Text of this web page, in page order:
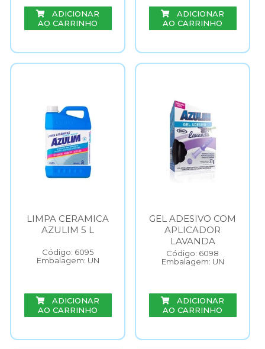
ADICIONAR
AO CARRINHO
ADICIONAR
AO CARRINHO
LIMPA CERAMICA
AZULIM 5 L
Código: 6095
Embalagem: UN
ADICIONAR
AO CARRINHO
GEL ADESIVO COM
APLICADOR
LAVANDA
Código: 6098
Embalagem: UN
ADICIONAR
AO CARRINHO